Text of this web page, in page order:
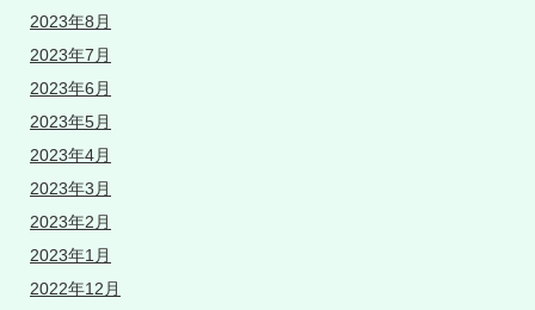
2023年8月
2023年7月
2023年6月
2023年5月
2023年4月
2023年3月
2023年2月
2023年1月
2022年12月